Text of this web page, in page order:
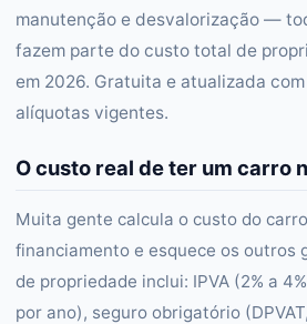
manutenção e desvalorização —
fazem parte do custo total de
em 2026. Gratuita e atualizada
alíquotas vigentes.
O custo real de ter um carro
Muita gente calcula o custo do
financiamento e esquece os outros
de propriedade inclui: IPVA (2% a
por ano), seguro obrigatório